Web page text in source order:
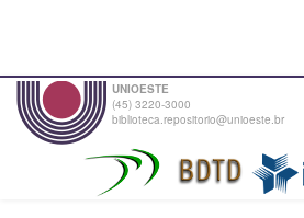
UNIOESTE
(45) 3220-3000
biblioteca.repositorio@unioeste.br